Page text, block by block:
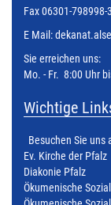
Fax 06301-798998-
E Mail:
Sie erreichen uns:
Mo. - Fr. 8:00 Uhr
Wichtige
Besuchen Sie uns
Ev. Kirche der Pfalz
Diakonie Pfalz
Ökumenische